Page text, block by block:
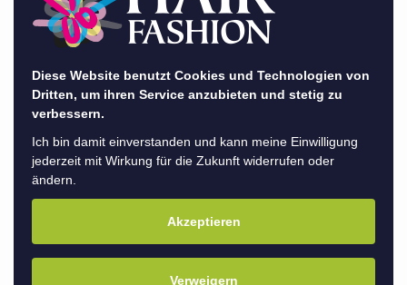
Wieder 3G in NDS
Wieder 3G in Niedersachsen
Seit Montag, 13.12.2021 gilt auch in allen Salons
in Niedersachsen wieder die 3G-Regel. Das
bedeutet, bedient werden dürfen Geimpfte,
Diese Website benutzt Cookies und Technologien von
Dritten, um ihren Service anzubieten und stetig zu
verbessern.
Ich bin damit einverstanden und kann meine Einwilligung
jederzeit mit Wirkung für die Zukunft widerrufen oder
ändern.
Akzeptieren
Verweigern